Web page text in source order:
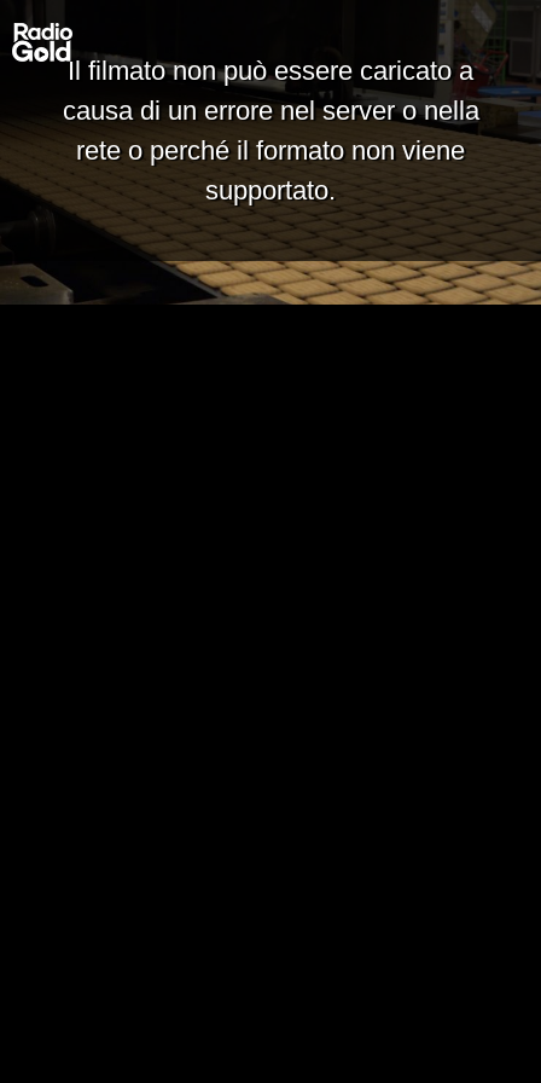
Il filmato non può essere caricato a
causa di un errore nel server o nella
rete o perché il formato non viene
supportato.